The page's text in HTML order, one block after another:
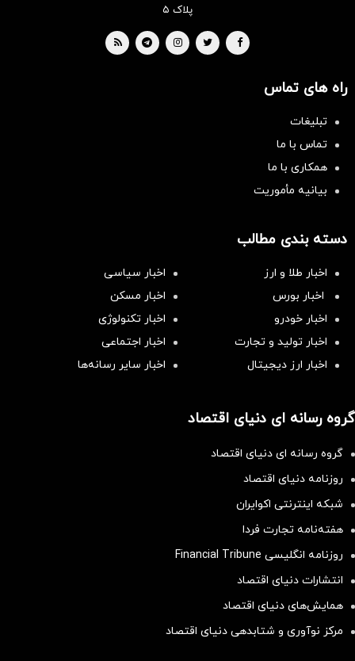
پلاک ۵
راه های تماس
تبلیغات
تماس با ما
همکاری با ما
بیانیه مأموریت
دسته بندی مطالب
اخبار طلا و ارز
اخبار سیاسی
اخبار بورس
اخبار مسکن
اخبار خودرو
اخبار تکنولوژی
اخبار تولید و تجارت
اخبار اجتماعی
اخبار ارز دیجیتال
اخبار سایر رسانه‌‌ها
گروه رسانه ای دنیای اقتصاد
گروه رسانه ای دنیای اقتصاد
روزنامه دنیای اقتصاد
شبکه اینترنتی اکوایران
هفته‌نامه تجارت فردا
روزنامه انگلیسی Financial Tribune
انتشارات دنیای اقتصاد
همایش‌های دنیای اقتصاد
مرکز نوآوری و شتابدهی دنیای اقتصاد